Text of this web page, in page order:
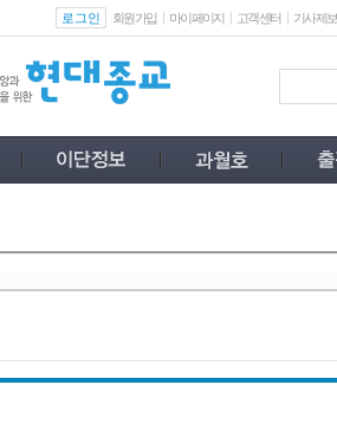
로그인 회원가입 마이페이지 고객센터 기사제보